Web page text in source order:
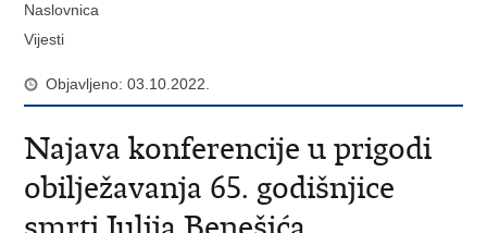
Naslovnica
Vijesti
Objavljeno: 03.10.2022.
Najava konferencije u prigodi
obilježavanja 65. godišnjice